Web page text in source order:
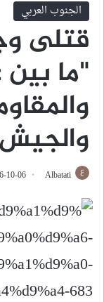
الجنوب العربي
قتلى
"ما بين
Albatati
10-06